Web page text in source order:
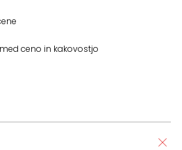
ceno in kakovostjo